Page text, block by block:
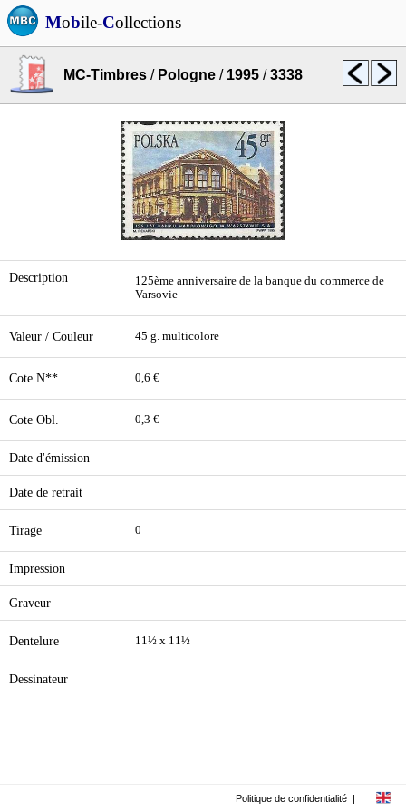
Mobile-Collections
MC-Timbres / Pologne / 1995 /3338
Description
125ème anniversaire de la banque du commerce de
Varsovie
Valeur / Couleur 45 g. multicolore
Cote N** 0,6 €
Cote Obl. 0,3 €
Date d'émission
Date de retrait
Tirage 0
Impression
Graveur
Dentelure 11½ x 11½
Dessinateur
Politique de confidentialité |